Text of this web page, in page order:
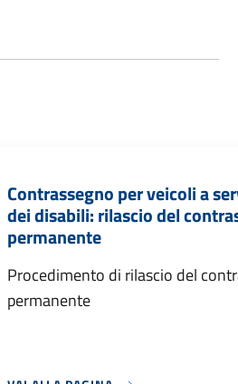
Contrassegno per veicoli a
dei disabili: rilascio del
permanente
Procedimento di rilascio del
permanente